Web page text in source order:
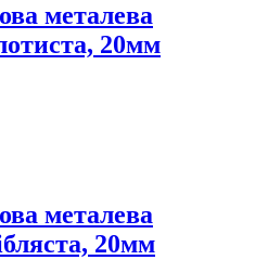
металева
20мм
металева
20мм